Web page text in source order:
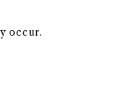
occur.